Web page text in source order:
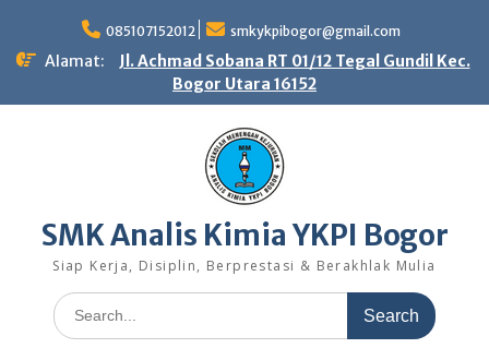
content
085107152012 smkykpibogor@gmail.com
Alamat:
Jl. Achmad Sobana RT 01/12 Tegal Gundil Kec.
Bogor Utara 16152
SMK Analis Kimia YKPI Bogor
Siap Kerja, Disiplin, Berprestasi & Berakhlak Mulia
Search
for: